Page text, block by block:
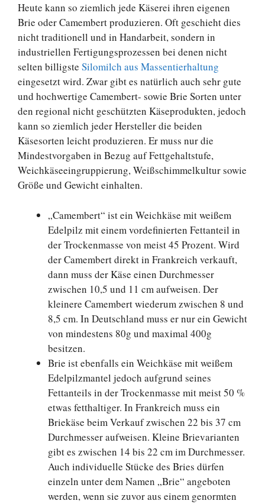
Heute kann so ziemlich jede Käserei ihren eigenen
Brie oder Camembert produzieren. Oft geschieht dies
nicht traditionell und in Handarbeit, sondern in
industriellen Fertigungsprozessen bei denen nicht
selten billigste Silomilch aus Massentierhaltung
eingesetzt wird. Zwar gibt es natürlich auch sehr gute
und hochwertige Camembert- sowie Brie Sorten unter
den regional nicht geschützten Käseprodukten, jedoch
kann so ziemlich jeder Hersteller die beiden
Käsesorten leicht produzieren. Er muss nur die
Mindestvorgaben in Bezug auf Fettgehaltstufe,
Weichkäseeingruppierung, Weißschimmelkultur sowie
Größe und Gewicht einhalten.
„Camembert“ ist ein Weichkäse mit weißem
Edelpilz mit einem vordefinierten Fettanteil in
der Trockenmasse von meist 45 Prozent. Wird
der Camembert direkt in Frankreich verkauft,
dann muss der Käse einen Durchmesser
zwischen 10,5 und 11 cm aufweisen. Der
kleinere Camembert wiederum zwischen 8 und
8,5 cm. In Deutschland muss er nur ein Gewicht
von mindestens 80g und maximal 400g
besitzen.
Brie ist ebenfalls ein Weichkäse mit weißem
Edelpilzmantel jedoch aufgrund seines
Fettanteils in der Trockenmasse mit meist 50 %
etwas fetthaltiger. In Frankreich muss ein
Briekäse beim Verkauf zwischen 22 bis 37 cm
Durchmesser aufweisen. Kleine Brievarianten
gibt es zwischen 14 bis 22 cm im Durchmesser.
Auch individuelle Stücke des Bries dürfen
einzeln unter dem Namen „Brie“ angeboten
werden, wenn sie zuvor aus einem genormten